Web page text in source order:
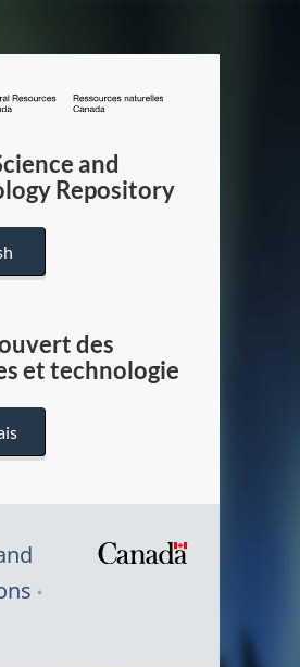
/
Canada
and
Repository
des
et technologie